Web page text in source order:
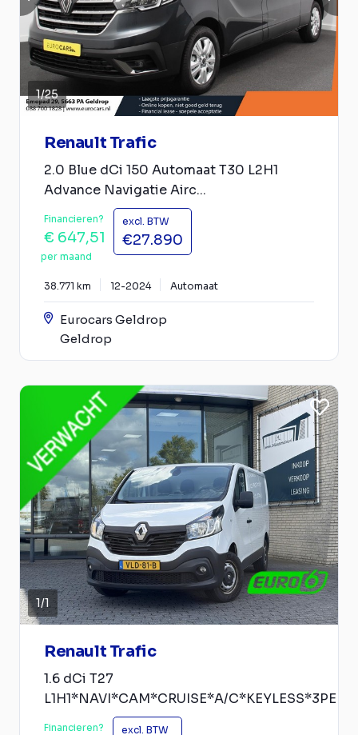
1/25
Renault Trafic
2.0 Blue dCi 150 Automaat T30 L2H1
Advance Navigatie Airc...
Financieren?
€ 647,51
per maand
excl. BTW
€27.890
38.771 km 12-2024 Automaat
Eurocars Geldrop
Geldrop
1/1
Renault Trafic
1.6 dCi T27
L1H1*NAVI*CAM*CRUISE*A/C*KEYLESS*3PERS
Financieren? excl. BTW